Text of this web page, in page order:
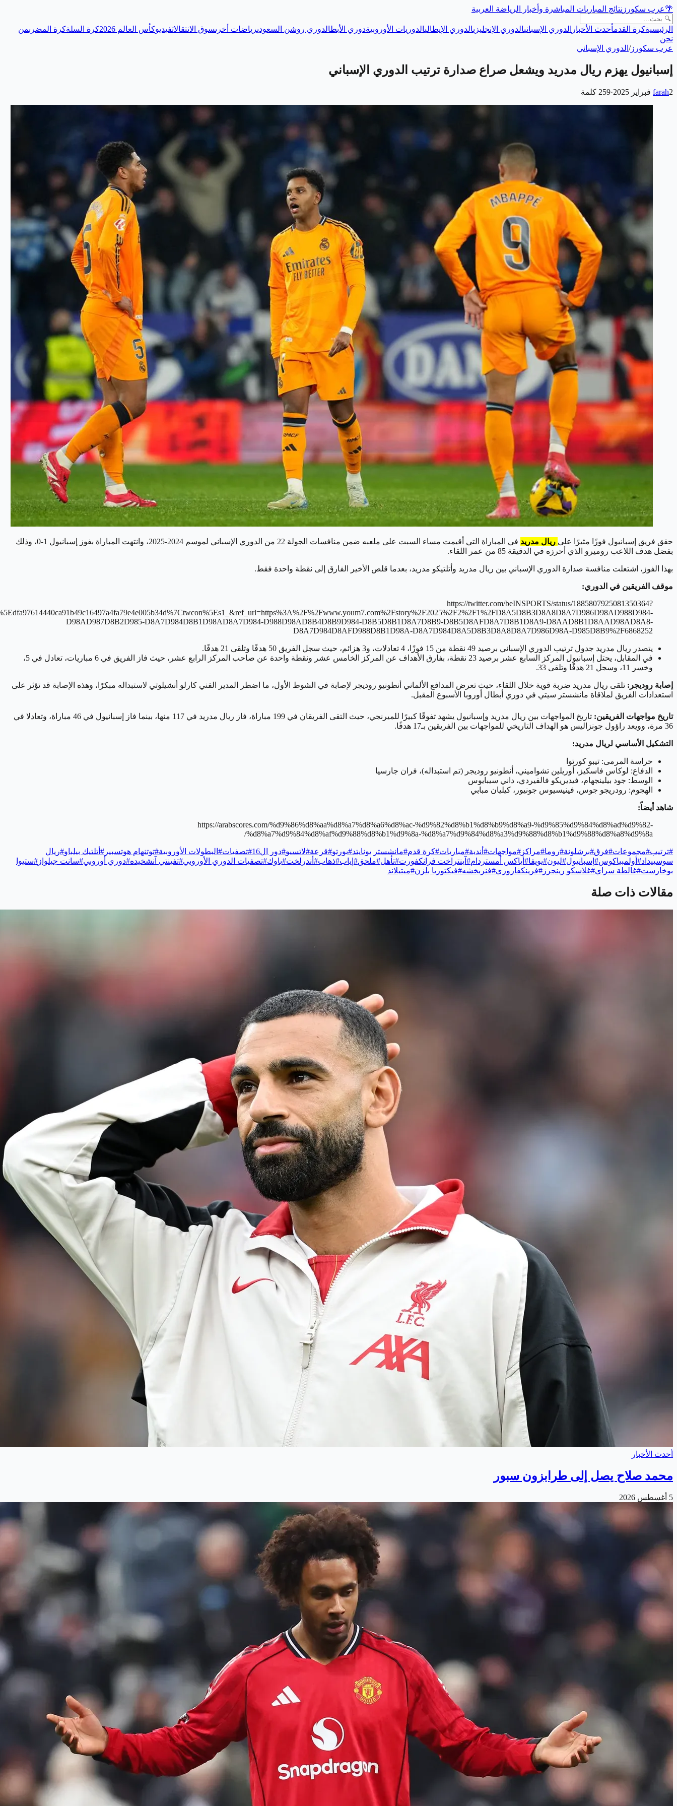
🌴عرب سكورز نتائج المباريات المباشرة وأخبار الرياضة العربية
الرئيسيةكرة القدمأحدث الأخبار الدوري الإسبانيالدوري الإنجليزيالدوري الإيطاليالدوريات الأوروبيةدوري الأبطالدوري روشن السعوديرياضات أخرىسوق الانتقالاتفيديوكأس العالم 2026 كرة السلةكرة المضربمن
نحن
عرب سكورز/ الدوري الإسباني
إسبانيول يهزم ريال مدريد ويشعل صراع صدارة ترتيب الدوري الإسباني
farah2 فبراير 2025 ·
259 كلمة
حقق فريق إسبانيول فوزًا مثيرًا على ريال مدريد
في المباراة التي أقيمت مساء السبت على ملعبه ضمن منافسات الجولة 22 من الدوري الإسباني لموسم 2024-2025، وانتهت المباراة بفوز إسبانيول 1-0، وذلك
بفضل هدف اللاعب روميرو الذي أحرزه في الدقيقة 85 من عمر اللقاء.
بهذا الفوز، اشتعلت منافسة صدارة الدوري الإسباني بين ريال مدريد وأتلتيكو مدريد، بعدما قلص الأخير الفارق إلى نقطة واحدة فقط.
موقف الفريقين في الدوري:
https://twitter.com/beINSPORTS/status/1885807925081350364?
D98AD987D8B2D985-D8A7D984D8B1D98AD8A7D984-D988D98AD8B4D8B9D984-D8B5D8B1D8A7D8B9-D8B5D8AFD8A7D8B1D8A9-D8AAD8B1D8AAD98AD8A8-
D8A7D984D8AFD988D8B1D98A-D8A7D984D8A5D8B3D8A8D8A7D986D98A-D985D8B9%2F6868252
يتصدر ريال مدريد جدول ترتيب الدوري الإسباني برصيد 49 نقطة من 15 فوزًا، 4 تعادلات، و3 هزائم، حيث سجل الفريق 50 هدفًا وتلقى 21 هدفًا.
في المقابل، يحتل إسبانيول المركز السابع عشر برصيد 23 نقطة، بفارق الأهداف عن المركز الخامس عشر ونقطة واحدة عن صاحب المركز الرابع عشر، حيث فاز الفريق في 6 مباريات، تعادل في 5،
وخسر 11، وسجل 21 هدفًا وتلقى 33.
إصابة روديجر: تلقى ريال مدريد ضربة قوية خلال اللقاء، حيث تعرض المدافع الألماني أنطونيو روديجر لإصابة في الشوط الأول، ما اضطر المدير الفني كارلو أنشيلوتي لاستبداله مبكرًا، وهذه الإصابة قد تؤثر على
استعدادات الفريق لملاقاة مانشستر سيتي في دوري أبطال أوروبا الأسبوع المقبل.
تاريخ مواجهات الفريقين:
تاريخ المواجهات بين ريال مدريد وإسبانيول يشهد تفوقًا كبيرًا للميرنجي، حيث التقى الفريقان في 199 مباراة، فاز ريال مدريد في 117 منها، بينما فاز إسبانيول في 46 مباراة، وتعادلا في
36 مرة، وويعد راؤول جونزاليس هو الهداف التاريخي للمواجهات بين الفريقين بـ17 هدفًا.
التشكيل الأساسي لريال مدريد:
حراسة المرمى: تيبو كورتوا
الدفاع: لوكاس فاسكيز، أوريلين تشواميني، أنطونيو روديجر (تم استبداله)، فران جارسيا
الوسط: جود بيلينجهام، فيديريكو فالفيردي، داني سيبايوس
الهجوم: رودريجو جوس، فينيسيوس جونيور، كيليان مبابي
شاهد أيضاً:
https://arabscores.com/%d9%86%d8%aa%d8%a7%d8%a6%d8%ac-%d9%82%d8%b1%d8%b9%d8%a9-%d9%85%d9%84%d8%ad%d9%82-
%d8%a7%d9%84%d8%af%d9%88%d8%b1%d9%8a-%d8%a7%d9%84%d8%a3%d9%88%d8%b1%d9%88%d8%a8%d9%8a/
#ترتيب#مجموعات#فرق#برشلونة#روما#مراكز #مواجهات# أندية#مباريات#كرة قدم#مانشستر يونايتد#بورتو#قرعة#لاتسيو#دور ال16 #تصفيات# البطولات الأوروبية#توتنهام هوتسبير # أتلتيك بيلباو#ريال
سوسييداد# أولمبياكوس# إسبانيول#ليون#يويفا# أياكس أمستردام# آينتراخت فرانكفورت#تأهل#ملحق# إياب#ذهاب# أندرلخت#باوك#تصفيات الدوري الأوروبي#تفينتي آنشخيده#دوري أوروبي#سانت جيلواز #ستيوا
بوخارست#غالطة سراي#غلاسكو رينجرز #فرينكفاروزي#فنربخشه#فيكتوريا بلزن#ميتيلاند
مقالات ذات صلة
أحدث الأخبار
محمد صلاح يصل إلى طرابزون سبور
5 أغسطس 2026